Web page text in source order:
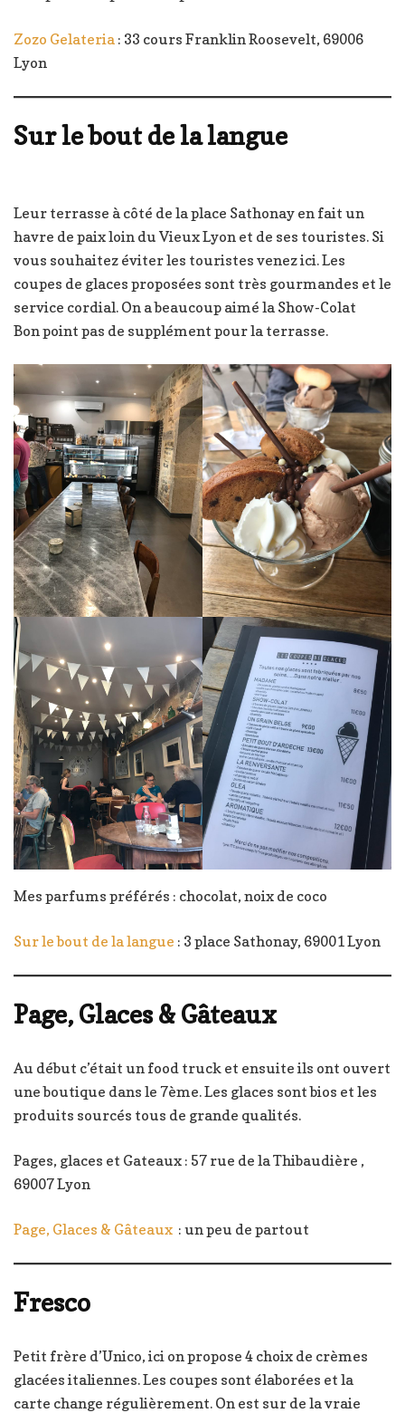
Zozo Gelateria : 33 cours Franklin Roosevelt, 69006
Lyon
Sur le bout de la langue
Leur terrasse à côté de la place Sathonay en fait un
havre de paix loin du Vieux Lyon et de ses touristes. Si
vous souhaitez éviter les touristes venez ici. Les
coupes de glaces proposées sont très gourmandes et le
service cordial. On a beaucoup aimé la Show-Colat
Bon point pas de supplément pour la terrasse.
Mes parfums préférés : chocolat, noix de coco
Sur le bout de la langue : 3 place Sathonay, 69001 Lyon
Page, Glaces & Gâteaux
Au début c’était un food truck et ensuite ils ont ouvert
une boutique dans le 7ème. Les glaces sont bios et les
produits sourcés tous de grande qualités.
Pages, glaces et Gateaux : 57 rue de la Thibaudière ,
69007 Lyon
Page, Glaces & Gâteaux : un peu de partout
Fresco
Petit frère d’Unico, ici on propose 4 choix de crèmes
glacées italiennes. Les coupes sont élaborées et la
carte change régulièrement. On est sur de la vraie